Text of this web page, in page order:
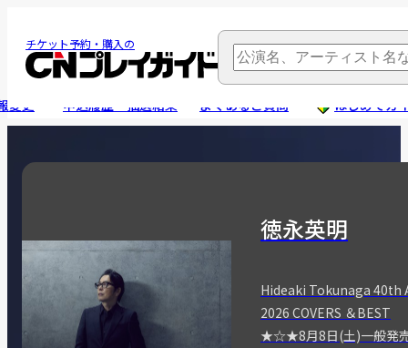
チケット予約・購入の
変更 申込履歴・抽選結果 よくあるご質問 はじめてガ
徳永英明
Hideaki Tokunaga 40th
2026 COVERS ＆BEST
★☆★8月8日(土)一般